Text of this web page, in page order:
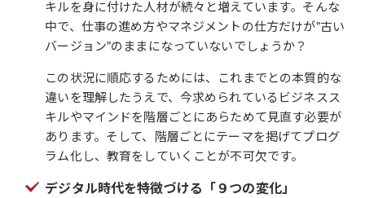
キルを身に付けた人材が続々と増えています。そんな
中で、仕事の進め方やマネジメントの仕方だけが"古い
バージョン"のままになっていないでしょうか？
この状況に順応するためには、これまでとの本質的な
違いを理解したうえで、今求められているビジネスス
キルやマインドを階層ごとにあらためて見直す必要が
あります。そして、階層ごとにテーマを掲げてプログ
ラム化し、教育をしていくことが不可欠です。
デジタル時代を特徴づける「９つの変化」